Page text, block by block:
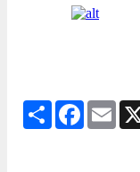
Share Facebook